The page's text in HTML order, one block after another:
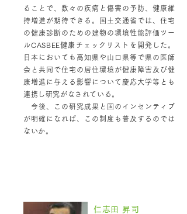
ることで、数々の疾病と傷害の予防、健康維
持増進が期待できる。国土交通省では、住宅
の健康診断のための建物の環境性能評価ツー
ルCASBEE健康チェックリストを開発した。
日本においても高知県や山口県等で県の医師
会と共同で住宅の居住環境が健康障害及び健
康増進に与える影響について慶応大学等とも
連携し研究がなされている。
今後、この研究成果と国のインセンティブ
が明確になれば、この制度も普及するのでは
ないか。
仁志田 昇司